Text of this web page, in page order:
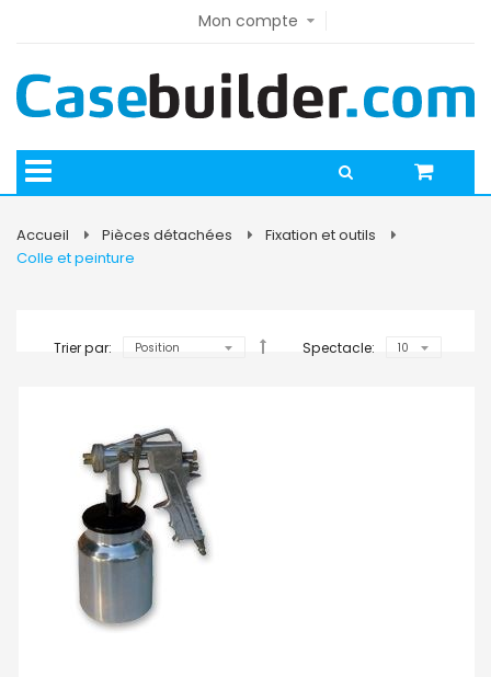
Mon compte
Accueil Pièces détachées
Fixation et outils
Colle et peinture
Trier par: Spectacle: